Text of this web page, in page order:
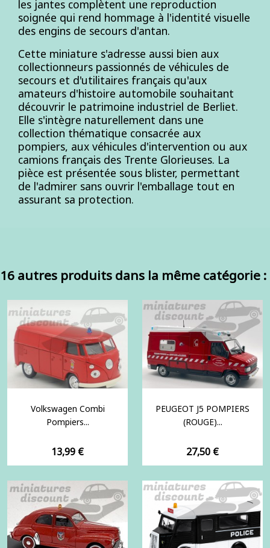
les jantes complètent une reproduction
soignée qui rend hommage à l'identité visuelle
des engins de secours d'antan.
Cette miniature s'adresse aussi bien aux
collectionneurs passionnés de véhicules de
secours et d'utilitaires français qu'aux
amateurs d'histoire automobile souhaitant
découvrir le patrimoine industriel de Berliet.
Elle s'intègre naturellement dans une
collection thématique consacrée aux
pompiers, aux véhicules d'intervention ou aux
camions français des Trente Glorieuses. La
pièce est présentée sous blister, permettant
de l'admirer sans ouvrir l'emballage tout en
assurant sa protection.
16 autres produits dans la même catégorie :
Volkswagen Combi
Pompiers...
Prix
13,99 €
PEUGEOT J5 POMPIERS
(ROUGE)...
Prix
27,50 €